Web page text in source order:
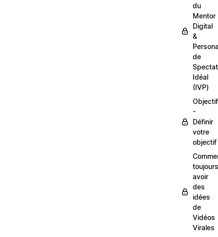
du
Mentor
Digital
&
de
Idéal
(IVP)
Objectif
-
Définir
votre
objectif
toujours
avoir
des
idées
de
Vidéos
Virales